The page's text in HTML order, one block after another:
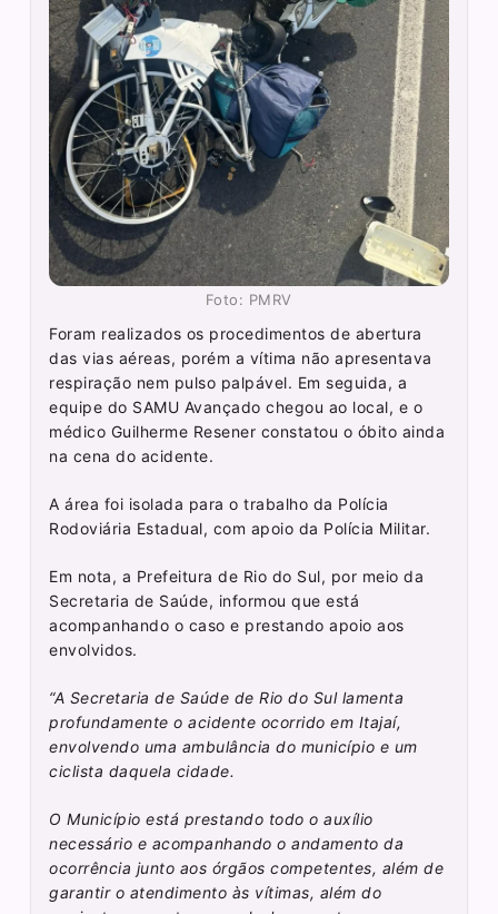
Foto: PMRV
Foram realizados os procedimentos de abertura
das vias aéreas, porém a vítima não apresentava
respiração nem pulso palpável. Em seguida, a
equipe do SAMU Avançado chegou ao local, e o
médico Guilherme Resener constatou o óbito ainda
na cena do acidente.
A área foi isolada para o trabalho da Polícia
Rodoviária Estadual, com apoio da Polícia Militar.
Em nota, a Prefeitura de Rio do Sul, por meio da
Secretaria de Saúde, informou que está
acompanhando o caso e prestando apoio aos
envolvidos.
“A Secretaria de Saúde de Rio do Sul lamenta
profundamente o acidente ocorrido em Itajaí,
envolvendo uma ambulância do município e um
ciclista daquela cidade.
O Município está prestando todo o auxílio
necessário e acompanhando o andamento da
ocorrência junto aos órgãos competentes, além de
garantir o atendimento às vítimas, além do